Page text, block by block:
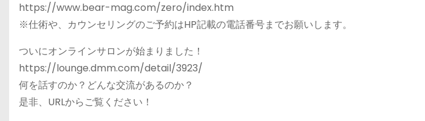
https://www.bear-mag.com/zero/index.htm
※仕術や、カウンセリングのご予約はHP記載の電話番号までお願いします。
ついにオンラインサロンが始まりました！
https://lounge.dmm.com/detail/3923/
何を話すのか？どんな交流があるのか？
是非、URLからご覧ください！